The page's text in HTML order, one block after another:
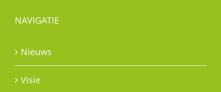
NAVIGATIE
Nieuws
Visie